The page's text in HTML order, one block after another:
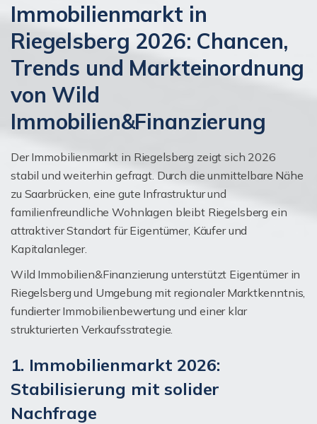
Immobilienmarkt in
Riegelsberg 2026: Chancen,
Trends und Markteinordnung
von Wild
Immobilien&Finanzierung
Der Immobilienmarkt in Riegelsberg zeigt sich 2026
stabil und weiterhin gefragt. Durch die unmittelbare Nähe
zu Saarbrücken, eine gute Infrastruktur und
familienfreundliche Wohnlagen bleibt Riegelsberg ein
attraktiver Standort für Eigentümer, Käufer und
Kapitalanleger.
Wild Immobilien&Finanzierung unterstützt Eigentümer in
Riegelsberg und Umgebung mit regionaler Marktkenntnis,
fundierter Immobilienbewertung und einer klar
strukturierten Verkaufsstrategie.
1. Immobilienmarkt 2026:
Stabilisierung mit solider
Nachfrage